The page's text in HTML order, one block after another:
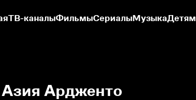
ТВ-каналыФильмыСериалыМузыкаДетям
Азия Ардженто